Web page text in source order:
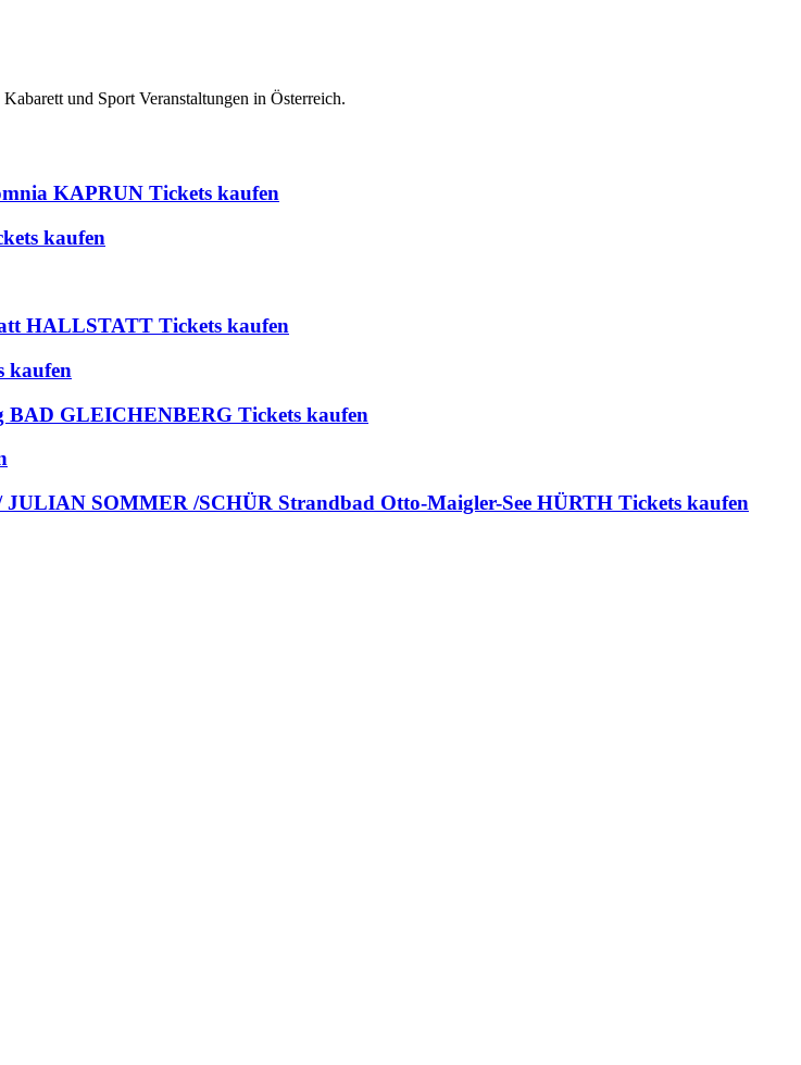
und Sport Veranstaltungen in Österreich.
KAPRUN Tickets kaufen
kaufen
HALLSTATT Tickets kaufen
kaufen
BAD GLEICHENBERG Tickets kaufen
SOMMER /SCHÜR Strandbad Otto-Maigler-See HÜRTH Tickets kaufen